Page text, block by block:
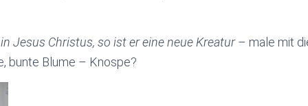
Jesus Christus, so ist er eine neue Kreatur– male mit
bunte Blume – Knospe?